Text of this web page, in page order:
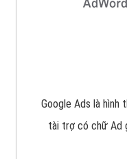
Google Ads là hình
tài trợ có chữ Ad